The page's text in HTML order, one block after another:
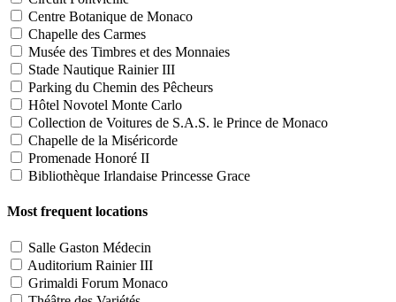
Centre Botanique de Monaco
Chapelle des Carmes
Musée des Timbres et des Monnaies
Stade Nautique Rainier III
Parking du Chemin des Pêcheurs
Hôtel Novotel Monte Carlo
Collection de Voitures de S.A.S. le Prince de Monaco
Chapelle de la Miséricorde
Promenade Honoré II
Bibliothèque Irlandaise Princesse Grace
Most frequent locations
Salle Gaston Médecin
Auditorium Rainier III
Grimaldi Forum Monaco